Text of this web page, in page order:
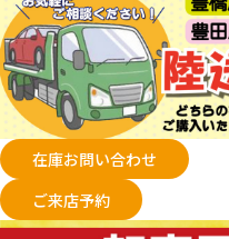
在庫お問い合わせ
ご来店予約